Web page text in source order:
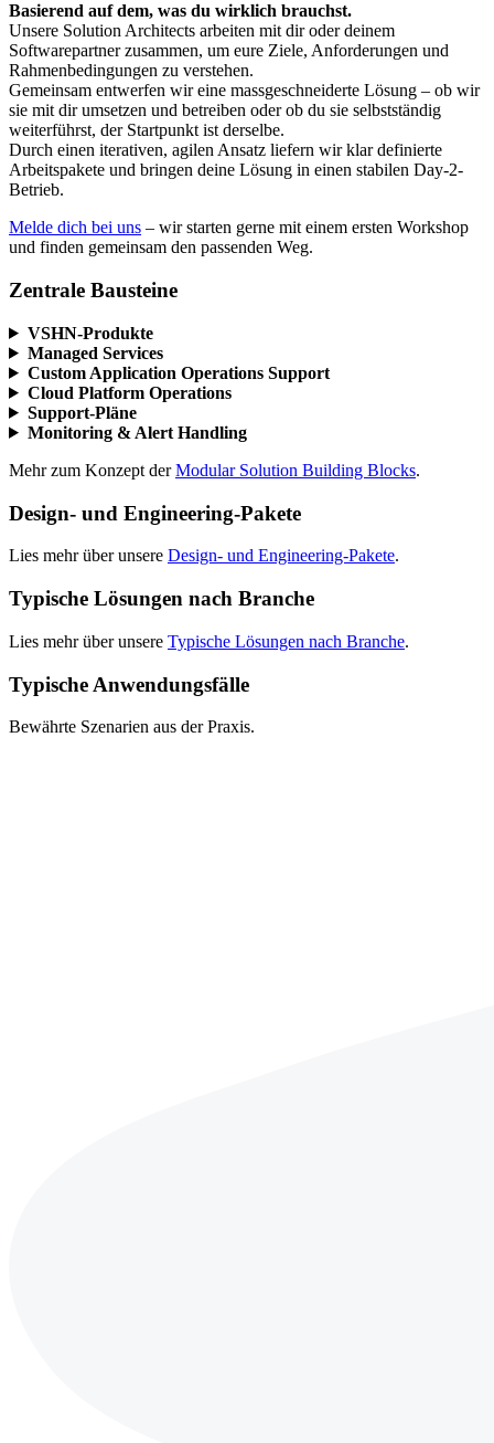
Basierend auf dem, was du wirklich brauchst.
Unsere Solution Architects arbeiten mit dir oder deinem
Softwarepartner zusammen, um eure Ziele, Anforderungen und
Rahmenbedingungen zu verstehen.
Gemeinsam entwerfen wir eine massgeschneiderte Lösung – ob wir
sie mit dir umsetzen und betreiben oder ob du sie selbstständig
weiterführst, der Startpunkt ist derselbe.
Durch einen iterativen, agilen Ansatz liefern wir klar definierte
Arbeitspakete und bringen deine Lösung in einen stabilen Day-2-
Betrieb.
Melde dich bei uns – wir starten gerne mit einem ersten Workshop
und finden gemeinsam den passenden Weg.
Zentrale Bausteine
VSHN-Produkte
Managed Services
Custom Application Operations Support
Cloud Platform Operations
Support-Pläne
Monitoring & Alert Handling
Mehr zum Konzept derModular Solution Building Blocks.
Design- und Engineering-Pakete
Lies mehr über unsere Design- und Engineering-Pakete.
Typische Lösungen nach Branche
Lies mehr über unsere Typische Lösungen nach Branche.
Typische Anwendungsfälle
Bewährte Szenarien aus der Praxis.